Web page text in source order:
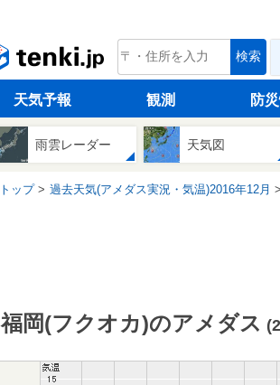
tenki.jp 検索
天気予報 観測 防
雨雲レーダー 天気図
トップ 過去天気(アメダス実況・気温)2016年12月
福岡(フクオカ)のアメダス